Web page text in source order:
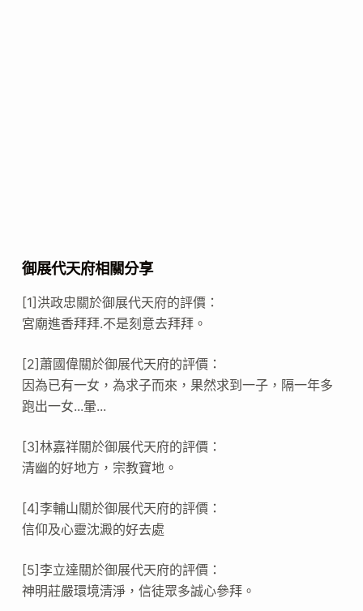
御展代天府相關分享
[1]洪政忠關於御展代天府的評價：
宮廟進香拜拜.不是刻意去拜拜。
[2]蕭國偉關於御展代天府的評價：
因為已有一女，為求子而來，果然求到一子，隔一年多
跑出一女...暈...
[3]林嘉祥關於御展代天府的評價：
清幽的好地方，宗教寶地。
[4]李輔山關於御展代天府的評價：
信仰及心靈沈澱的好去處
[5]李立達關於御展代天府的評價：
神明莊嚴環境清淨，信徒眾多誠心參拜。